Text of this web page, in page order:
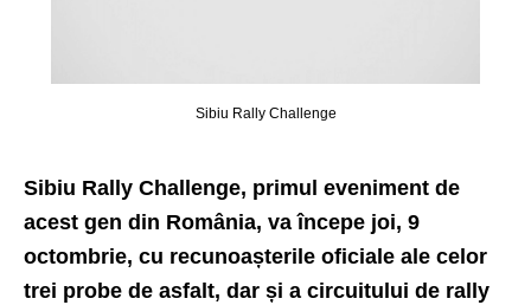
Sibiu Rally Challenge
Sibiu Rally Challenge, primul eveniment de
acest gen din România, va începe joi, 9
octombrie, cu recunoașterile oficiale ale celor
trei probe de asfalt, dar și a circuitului de rally